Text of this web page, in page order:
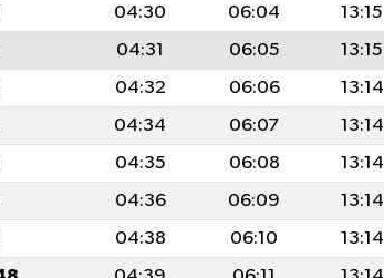
04:30 06:04 13:15
04:31 06:05 13:15
04:32 06:06 13:14
04:34 06:07 13:14
04:35 06:08 13:14
04:36 06:09 13:14
04:38 06:10 13:14